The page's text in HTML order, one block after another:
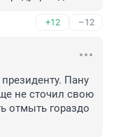
+12 –12
Пану
не сточил свою
отмыть гораздо